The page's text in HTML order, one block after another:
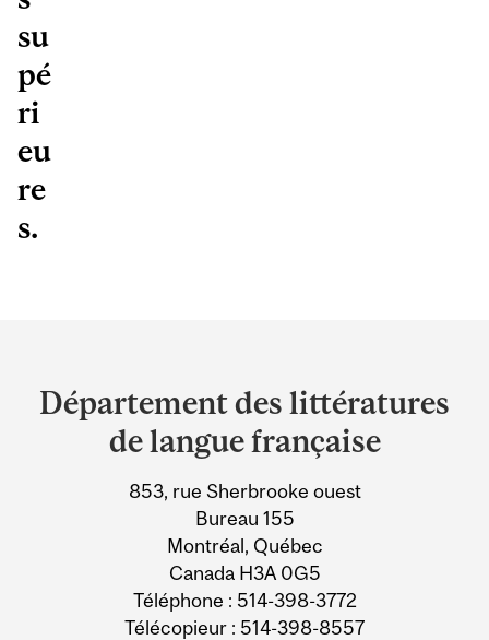
su
pé
ri
eu
re
s.
and
University
Information
Département des littératures
de langue française
853, rue Sherbrooke ouest
Bureau 155
Montréal, Québec
Canada H3A 0G5
Téléphone : 514-398-3772
Télécopieur : 514-398-8557